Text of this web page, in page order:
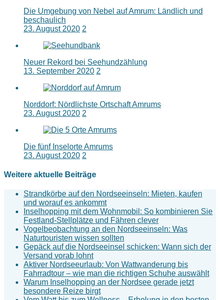
Die Umgebung von Nebel auf Amrum: Ländlich und
beschaulich
23. August 2020 2
Neuer Rekord bei Seehundzählung
13. September 2020 2
Norddorf: Nördlichste Ortschaft Amrums
23. August 2020 2
Die fünf Inselorte Amrums
23. August 2020 2
Weitere aktuelle Beiträge
Strandkörbe auf den Nordseeinseln: Mieten, kaufen
und worauf es ankommt
Inselhopping mit dem Wohnmobil: So kombinieren Sie
Festland-Stellplätze und Fähren clever
Vogelbeobachtung an den Nordseeinseln: Was
Naturtouristen wissen sollten
Gepäck auf die Nordseeinsel schicken: Wann sich der
Versand vorab lohnt
Aktiver Nordseeurlaub: Von Wattwanderung bis
Fahrradtour – wie man die richtigen Schuhe auswählt
Warum Inselhopping an der Nordsee gerade jetzt
besondere Reize birgt